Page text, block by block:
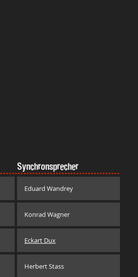
Synchronsprecher
Eduard Wandrey
Konrad Wagner
Eckart Dux
Herbert Stass